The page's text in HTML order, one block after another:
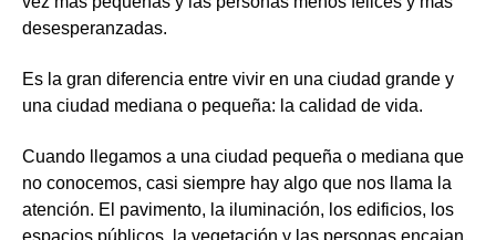
desesperanzadas.
Es la gran diferencia entre vivir en una ciudad grande y
una ciudad mediana o pequeña: la calidad de vida.
Cuando llegamos a una ciudad pequeña o mediana que
no conocemos, casi siempre hay algo que nos llama la
atención. El pavimento, la iluminación, los edificios, los
espacios públicos, la vegetación y las personas encajan.